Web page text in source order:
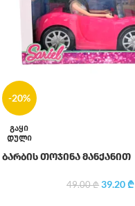
-20%
ᲒᲐᲧᲘ
ᲓᲣᲚᲘ
ბარბის თოჯინა მანქანით
49.00₾ 39.20₾